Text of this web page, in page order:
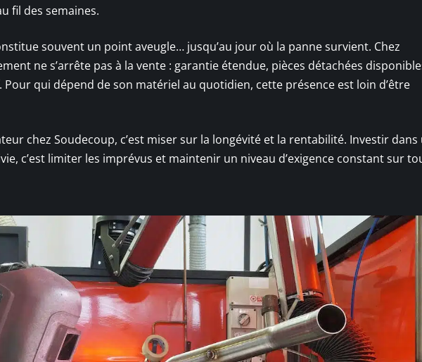
fil des semaines.
souvent un point aveugle… jusqu’au jour où la panne survient. Chez
ne s’arrête pas à la vente : garantie étendue, pièces détachées
qui dépend de son matériel au quotidien, cette présence est loin d’être
chez Soudecoup, c’est miser sur la longévité et la rentabilité. Investir dans
c’est limiter les imprévus et maintenir un niveau d’exigence constant sur